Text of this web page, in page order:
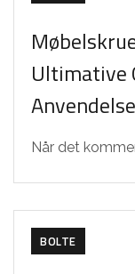
Ultimative
Anvendelse
Når det
BOLTE